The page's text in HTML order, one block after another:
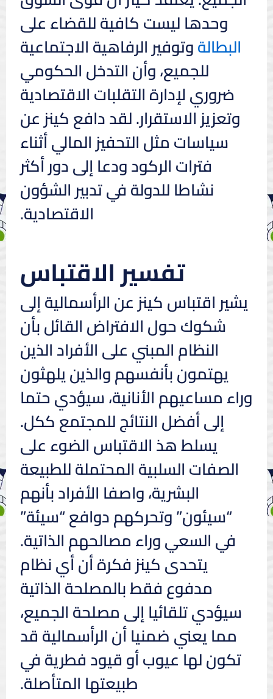
وحدها ليست كافية للقضاء على
البطالةوتوفير الرفاهية الاجتماعية
للجميع، وأن التدخل الحكومي
ضروري لإدارة التقلبات الاقتصادية
وتعزيز الاستقرار. لقد دافع كينز عن
سياسات مثل التحفيز المالي أثناء
فترات الركود ودعا إلى دور أكثر
نشاطا للدولة في تدبير الشؤون
الاقتصادية.
تفسير الاقتباس
يشير اقتباس كينز عن الرأسمالية إلى
شكوك حول الافتراض القائل بأن
النظام المبني على الأفراد الذين
يهتمون بأنفسهم والذين يلهثون
وراء مساعيهم الأنانية، سيؤدي حتما
إلى أفضل النتائج للمجتمع ككل.
يسلط هذ الاقتباس الضوء على
الصفات السلبية المحتملة للطبيعة
البشرية، واصفا الأفراد بأنهم
“سيئون” وتحركهم دوافع “سيئة”
في السعي وراء مصالحهم الذاتية.
يتحدى كينز فكرة أن أي نظام
مدفوع فقط بالمصلحة الذاتية
سيؤدي تلقائيا إلى مصلحة الجميع،
مما يعني ضمنيا أن الرأسمالية قد
تكون لها عيوب أو قيود فطرية في
طبيعتها المتأصلة.